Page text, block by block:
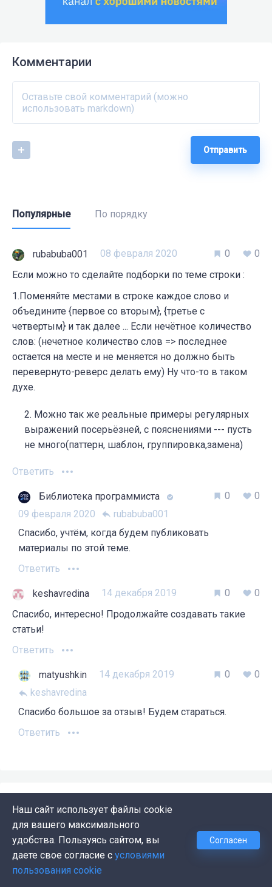
Комментарии
Отправить
Популярные По порядку
rubabuba001 08 февраля 2020 0
0
Если можно то сделайте подборки по теме строки :
1.Поменяйте местами в строке каждое слово и
объедините {первое со вторым}, {третье с
четвертым} и так далее ... Если нечётное количество
слов: (нечетное количество слов => последнее
остается на месте и не меняется но должно быть
перевернуто-реверс делать ему) Ну что-то в таком
духе.
Можно так же реальные примеры регулярных
выражений посерьёзней, с пояснениями --- пусть
не много(паттерн, шаблон, группировка,замена)
Ответить
Библиотека программиста
09 февраля 2020
rubabuba001
0 0
Спасибо, учтём, когда будем публиковать
материалы по этой теме.
Ответить
keshavredina 14 декабря 2019 0
0
Спасибо, интересно! Продолжайте создавать такие
статьи!
Ответить
matyushkin
14 декабря 2019
keshavredina
0 0
Спасибо большое за отзыв! Будем стараться.
Ответить
ООП на Python: концепции,
принципы и примеры реализации
Программирование на Python допускает различные
Наш сайт использует файлы cookie
для вашего максимального
удобства. Пользуясь сайтом, вы
даете свое согласие с условиями
пользования cookie
Согласен